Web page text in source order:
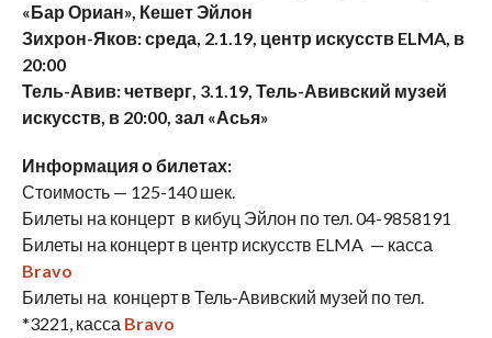
«Бар Ориан», Кешет Эйлон
Зихрон-Яков: среда, 2.1.19, центр искусств ELMA, в
20:00
Тель-Авив: четверг, 3.1.19, Тель-Авивский музей
искусств, в 20:00, зал «Асья»
Информация о билетах:
Стоимость — 125-140 шек.
Билеты на концерт в кибуц Эйлон по тел. 04-9858191
Билеты на концерт в центр искусств ELMA — касса
Bravo
Билеты на концерт в Тель-Авивский музей по тел.
*3221, касса Bravo